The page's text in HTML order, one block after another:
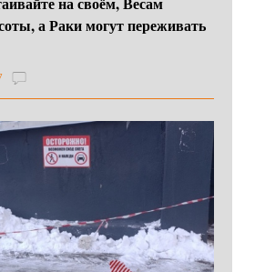
а Раки могут переживать